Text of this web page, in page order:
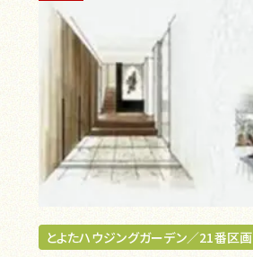
とよたハウジングガーデン／21番区画